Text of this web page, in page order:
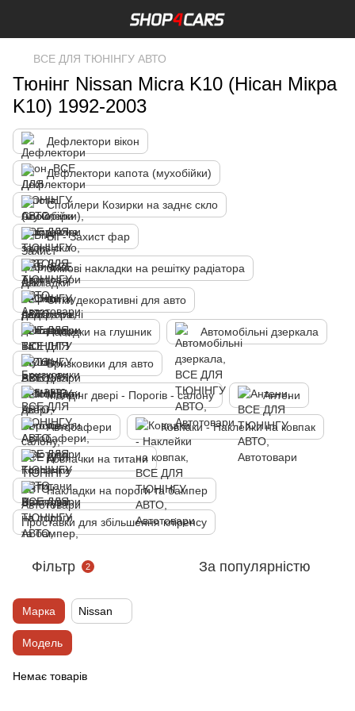
ВСЕ ДЛЯ ТЮНІНГУ АВТО
Тюнінг Nissan Micra K10 (Нісан Мікра
K10) 1992-2003
Дефлектори вікон
Дефлектори капота (мухобійки)
Спойлери Козирки на заднє скло
Вії - Захист фар
Зимові накладки на решітку радіатора
Сітки декоративні для авто
Насадки на глушник Автомобільні дзеркала
Бризковики для авто
Молдінг двері - Порогів - салону Антени
Автобафери Ковпаки - Наклейки на ковпак
Ковпачки на титани
Накладки на пороги та бампер
Проставки для збільшення кліренсу
Фільтр 2 За популярністю
Марка Nissan
Модель
Немає товарів